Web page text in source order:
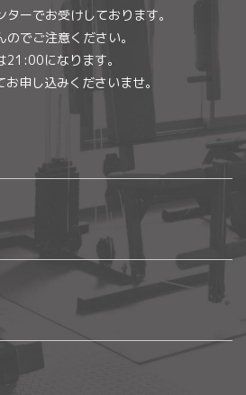
ーでお受けしております。
でご注意ください。
21:00になります。
申し込みくださいませ。